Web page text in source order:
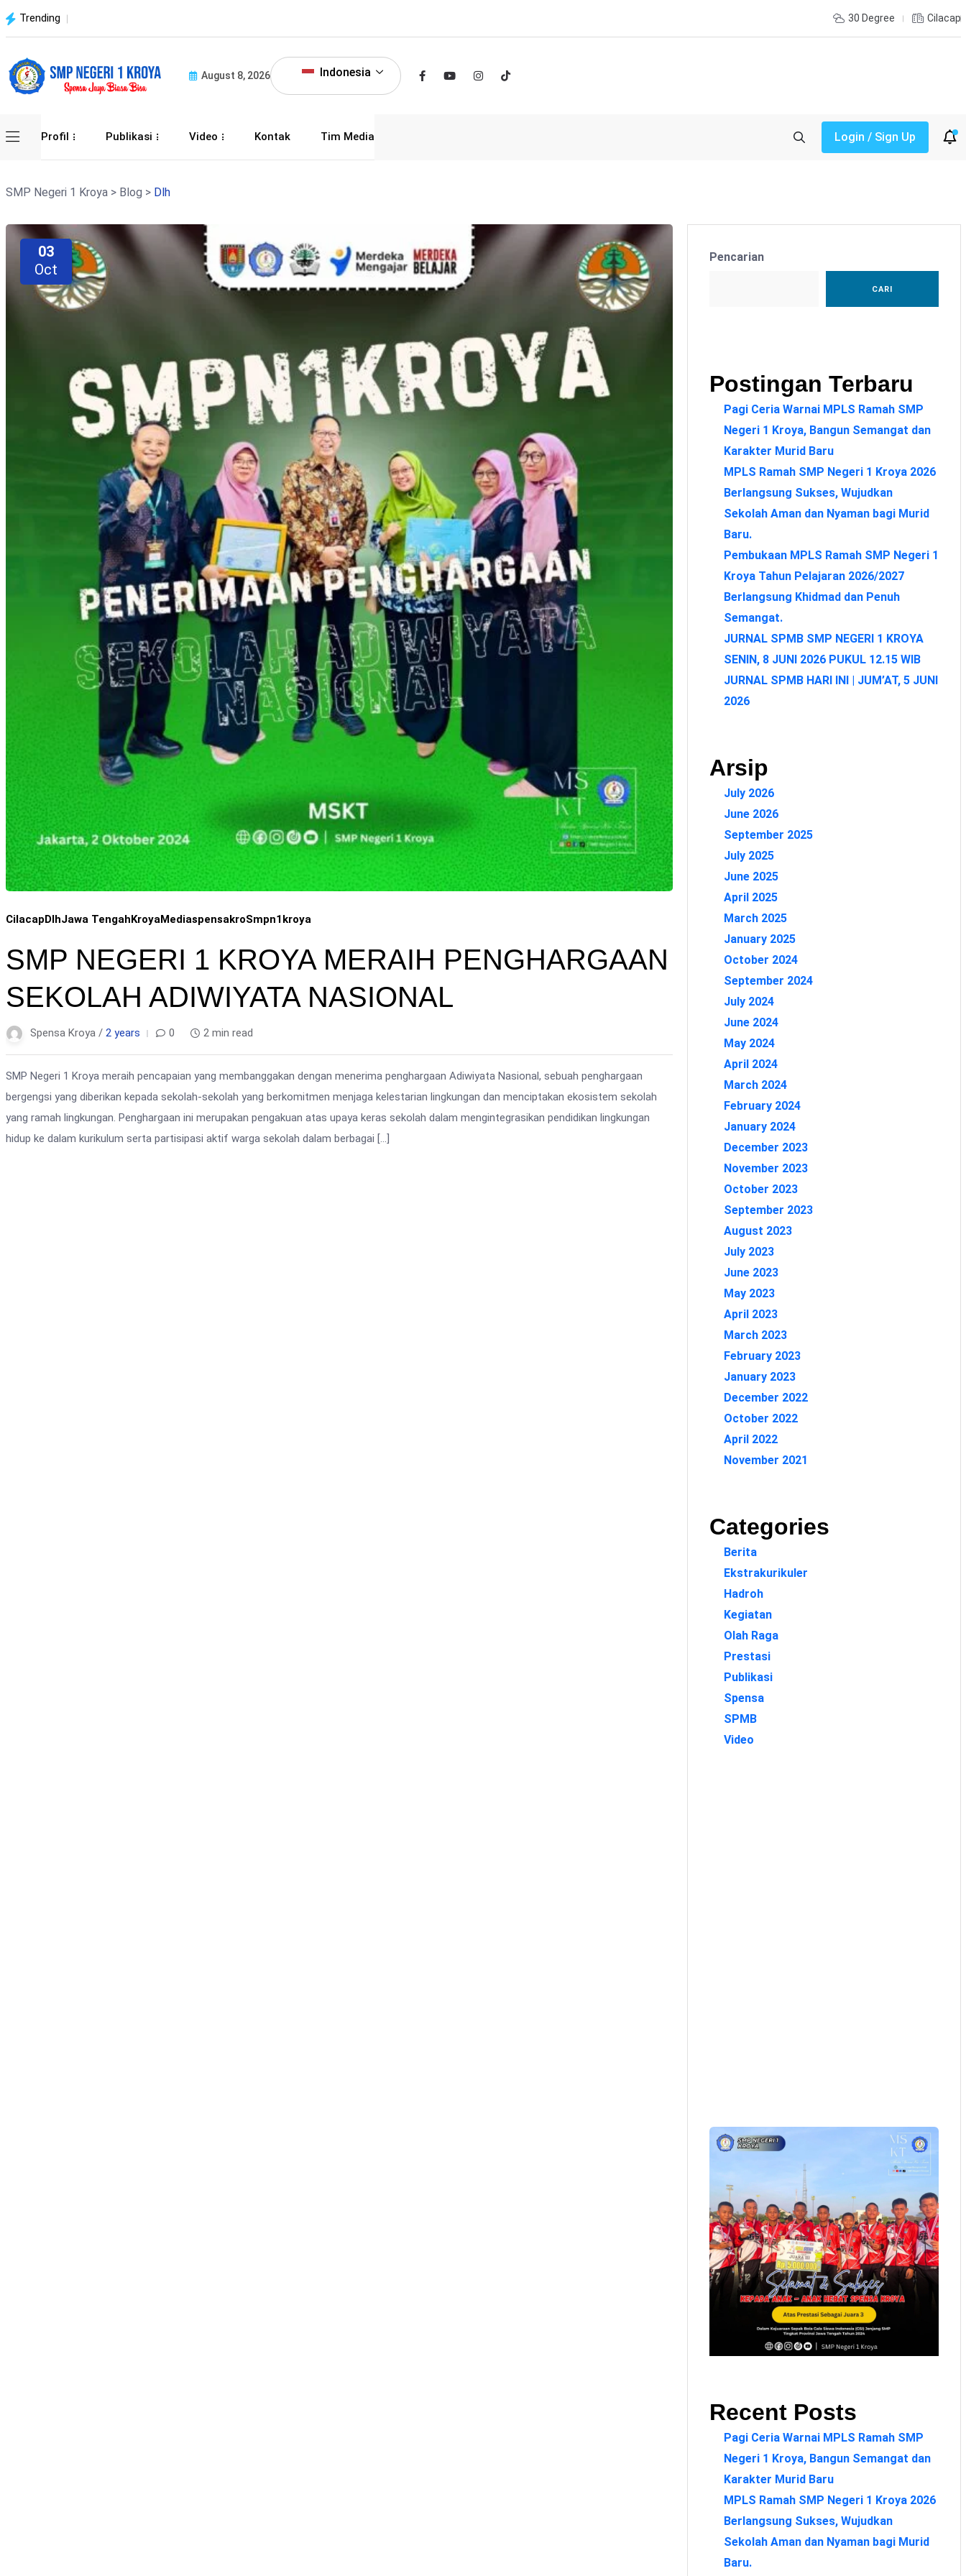
Trending 30 Degree Cilacap
August 8, 2026 Indonesia
Profil Publikasi Video Kontak Tim Media Login / Sign Up
SMP Negeri 1 Kroya> Blog > Dlh
03
Oct
Cilacap DlhJawa Tengah KroyaMediaspensakroSmpn1kroya
SMP NEGERI 1 KROYA MERAIH PENGHARGAAN
SEKOLAH ADIWIYATA NASIONAL
Spensa Kroya / 2 years 0 2 min read
SMP Negeri 1 Kroya meraih pencapaian yang membanggakan dengan menerima penghargaan Adiwiyata Nasional, sebuah penghargaan
bergengsi yang diberikan kepada sekolah-sekolah yang berkomitmen menjaga kelestarian lingkungan dan menciptakan ekosistem sekolah
yang ramah lingkungan. Penghargaan ini merupakan pengakuan atas upaya keras sekolah dalam mengintegrasikan pendidikan lingkungan
hidup ke dalam kurikulum serta partisipasi aktif warga sekolah dalam berbagai […]
Pencarian
CARI
Postingan Terbaru
Pagi Ceria Warnai MPLS Ramah SMP
Negeri 1 Kroya, Bangun Semangat dan
Karakter Murid Baru
MPLS Ramah SMP Negeri 1 Kroya 2026
Berlangsung Sukses, Wujudkan
Sekolah Aman dan Nyaman bagi Murid
Baru.
Pembukaan MPLS Ramah SMP Negeri 1
Kroya Tahun Pelajaran 2026/2027
Berlangsung Khidmad dan Penuh
Semangat.
JURNAL SPMB SMP NEGERI 1 KROYA
SENIN, 8 JUNI 2026 PUKUL 12.15 WIB
JURNAL SPMB HARI INI | JUM’AT, 5 JUNI
2026
Arsip
July 2026
June 2026
September 2025
July 2025
June 2025
April 2025
March 2025
January 2025
October 2024
September 2024
July 2024
June 2024
May 2024
April 2024
March 2024
February 2024
January 2024
December 2023
November 2023
October 2023
September 2023
August 2023
July 2023
June 2023
May 2023
April 2023
March 2023
February 2023
January 2023
December 2022
October 2022
April 2022
November 2021
Categories
Berita
Ekstrakurikuler
Hadroh
Kegiatan
Olah Raga
Prestasi
Publikasi
Spensa
SPMB
Video
Recent Posts
Pagi Ceria Warnai MPLS Ramah SMP
Negeri 1 Kroya, Bangun Semangat dan
Karakter Murid Baru
MPLS Ramah SMP Negeri 1 Kroya 2026
Berlangsung Sukses, Wujudkan
Sekolah Aman dan Nyaman bagi Murid
Baru.